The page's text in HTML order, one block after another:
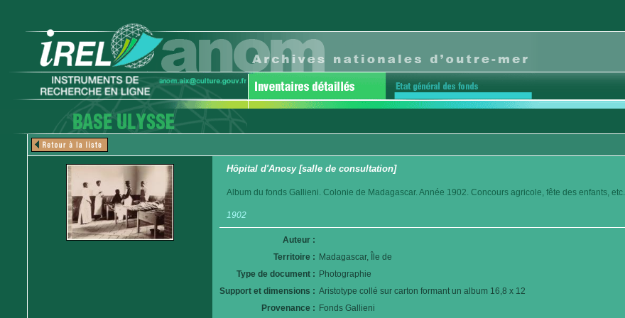
Hôpital d'Anosy [salle de consultation]
Album du fonds Gallieni. Colonie de Madagascar. Année 1902. Concours agricole, fête des enfants, etc...
1902
Auteur :
Territoire : Madagascar, Île de
Type de document : Photographie
Support et dimensions : Aristotype collé sur carton formant un album 16,8 x 12
Provenance : Fonds Gallieni